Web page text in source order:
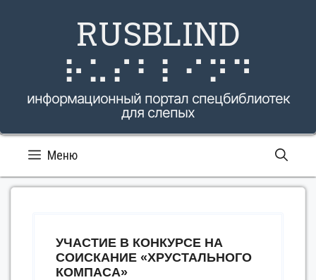
RUSBLIND
⠗⠥⠎⠃⠇⠊⠝⠙
информационный портал спецбиблиотек
для слепых
Меню
УЧАСТИЕ В КОНКУРСЕ НА
СОИСКАНИЕ «ХРУСТАЛЬНОГО
КОМПАСА»